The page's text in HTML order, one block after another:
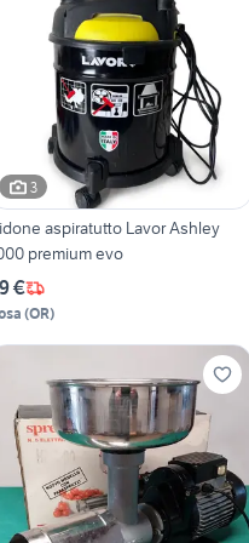
3
aspiratutto Lavor Ashley
premium evo
€
(OR)